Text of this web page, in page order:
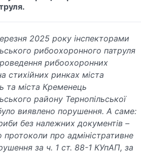
2025 року інспекторами
рибоохоронного патруля
рибоохоронних
стихійних ринках міста
та міста Кременець
району Тернопільської
виявлено порушення. А саме:
без належних документів –
протоколи про адміністративне
за ч. 1 ст. 88-1 КУпАП, за